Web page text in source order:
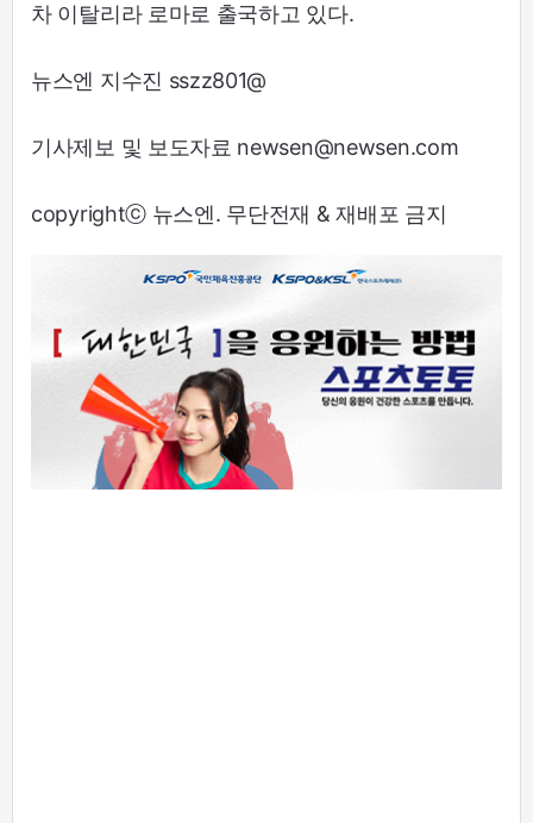
차 이탈리라 로마로 출국하고 있다.
뉴스엔 지수진 sszz801@
기사제보 및 보도자료 newsen@newsen.com
copyrightⓒ 뉴스엔. 무단전재 & 재배포 금지